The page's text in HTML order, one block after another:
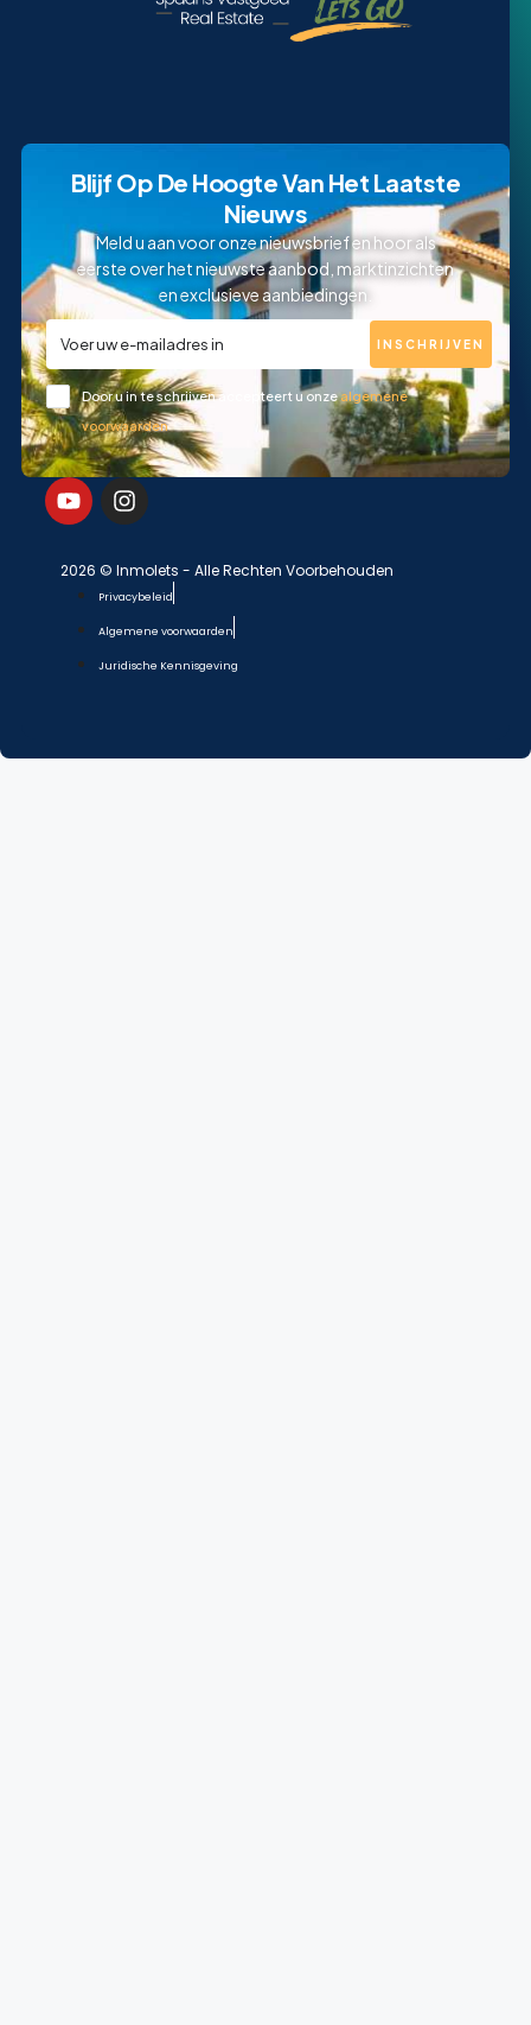
Blijf Op De Hoogte Van Het Laatste
Nieuws
Meld u aan voor onze nieuwsbrief en hoor als
eerste over het nieuwste aanbod, marktinzichten
en exclusieve aanbiedingen.
Door u in te schrijven accepteert u onzealgemene
voorwaarden
INSCHRIJVEN
2026 © Inmolets - Alle Rechten Voorbehouden
Privacybeleid
Algemene voorwaarden
Juridische Kennisgeving